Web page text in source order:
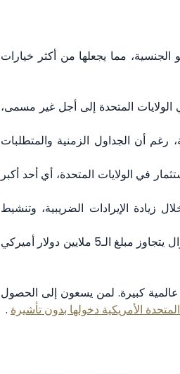
الجنسية، مما يجعلها من أكثر خيارات
المتحدة إلى أجل غير مسمى،
رغم أن الجداول الزمنية والمتطلبات
في الولايات المتحدة، أي أحد أكبر
زيادة الإيرادات الضريبية، وتنشيط
يُتوقّع أن يُولّد تدفقًا إضافيًا لرؤوس الأموال يتجاوز مبلغ الـ5 ملايين دولار أميركي
عالمية كبيرة. لمن يسعون إلى الحصول
الأمريكية دخولها بدون تأشيرة .